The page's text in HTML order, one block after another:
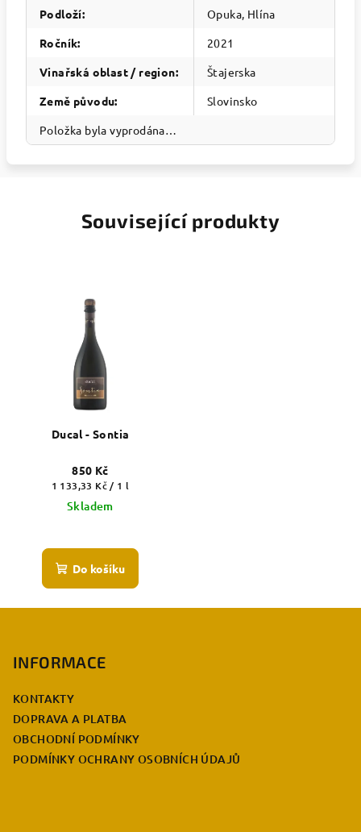
Podloží:
Opuka, Hlína
Ročník:
2021
Vinařská oblast / region:
Štajerska
Země původu:
Slovinsko
Položka byla vyprodána…
Související produkty
Ducal - Sontia
850 Kč
Měrná
cena:
1 133,33 Kč / 1 l
Skladem
hodnocení
produktu
z
Do košíku
INFORMACE
KONTAKTY
DOPRAVA A PLATBA
OBCHODNÍ PODMÍNKY
PODMÍNKY OCHRANY OSOBNÍCH ÚDAJŮ